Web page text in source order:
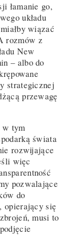
łamanie go,
układu
wiązać
rozmów z
New
– albo do
strategicznej
przewagę
w tym
świata
rozwijające
więc
pozwalające
do
opierający się
musi to